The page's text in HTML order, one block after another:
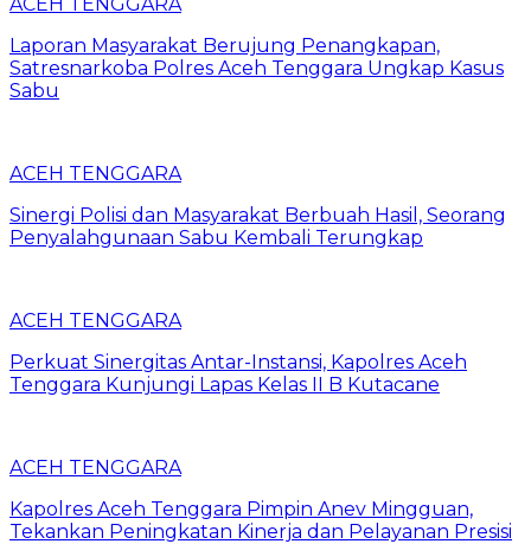
Laporan Masyarakat Berujung Penangkapan,
Satresnarkoba Polres Aceh Tenggara Ungkap Kasus
Sabu
ACEH TENGGARA
Sinergi Polisi dan Masyarakat Berbuah Hasil, Seorang
Penyalahgunaan Sabu Kembali Terungkap
ACEH TENGGARA
Perkuat Sinergitas Antar-Instansi, Kapolres Aceh
Tenggara Kunjungi Lapas Kelas II B Kutacane
ACEH TENGGARA
Kapolres Aceh Tenggara Pimpin Anev Mingguan,
Tekankan Peningkatan Kinerja dan Pelayanan Presisi